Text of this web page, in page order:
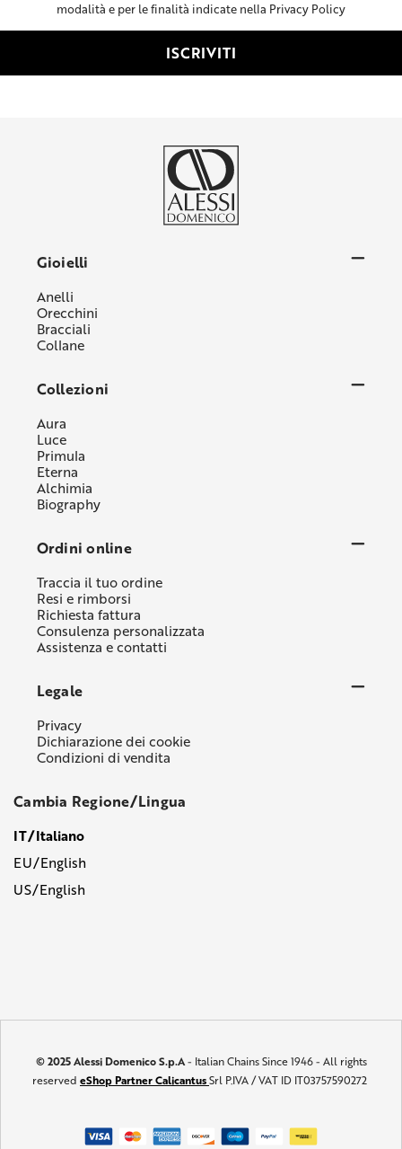
modalità e per le finalità indicate nella Privacy Policy
Gioielli
Anelli
Orecchini
Bracciali
Collane
Collezioni
Aura
Luce
Primula
Eterna
Alchimia
Biography
Ordini online
Traccia il tuo ordine
Resi e rimborsi
Richiesta fattura
Consulenza personalizzata
Assistenza e contatti
Legale
Privacy
Dichiarazione dei cookie
Condizioni di vendita
Cambia Regione/Lingua
IT/Italiano
EU/English
US/English
© 2025 Alessi Domenico S.p.A- Italian Chains Since 1946 - All rights
reserved eShop Partner CalicantusSrl P.IVA / VAT ID IT03757590272